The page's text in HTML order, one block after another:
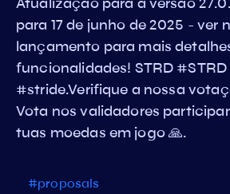
para 17 de junho de 2025 - ver
lançamento para mais
funcionalidades! STRD #STRD
#stride.Verifique a nossa
Vota nos validadores
tuas moedas em jogo 🙏.
#proposals